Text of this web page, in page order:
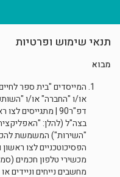
תנאי שימוש ופרטיות
מבוא
המייסדים "בית ספר
או/ו "החברה" או/ו
בצה"ל (להלן:
"השירות") המשמשת
הפסיכוטכניים לצו
מכשירי טלפון חכמים
מחשבים נייחים